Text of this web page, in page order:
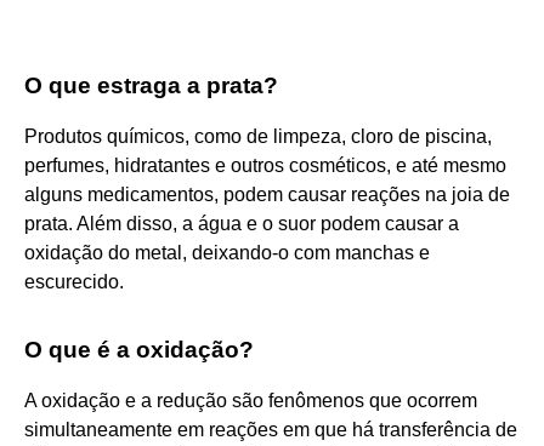
O que estraga a prata?
Produtos químicos, como de limpeza, cloro de piscina,
perfumes, hidratantes e outros cosméticos, e até mesmo
alguns medicamentos, podem causar reações na joia de
prata. Além disso, a água e o suor podem causar a
oxidação do metal, deixando-o com manchas e
escurecido.
O que é a oxidação?
A oxidação e a redução são fenômenos que ocorrem
simultaneamente em reações em que há transferência de